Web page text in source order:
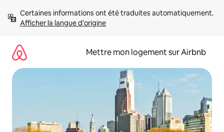
directement
Afficher la langue d'origine
Mettre mon logement sur Airbnb